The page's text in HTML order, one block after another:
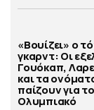
«Βουίζει» ο
γκαρντ: Οι
Γουόκαπ,
και τα
παίζουν για
Ολυμπιακό